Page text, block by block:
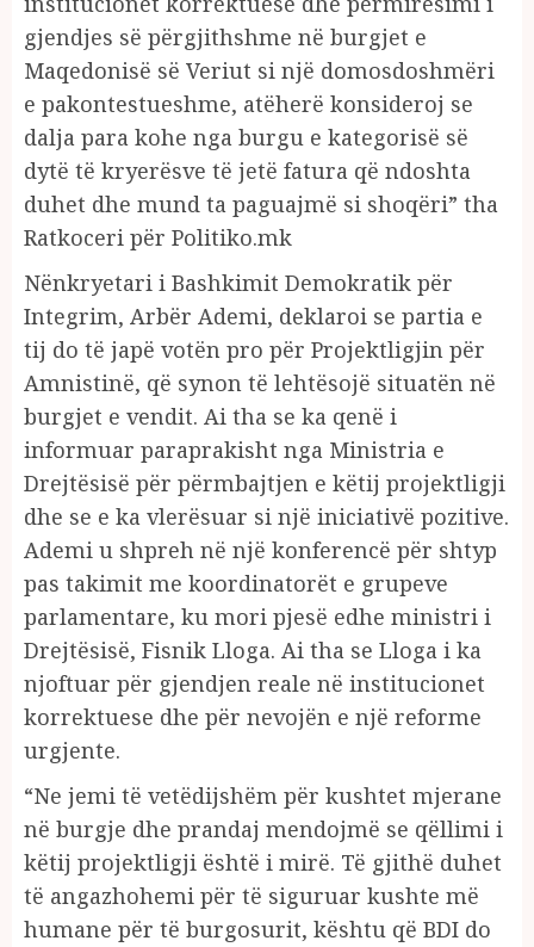
gjendjes së përgjithshme në burgjet e
Maqedonisë së Veriut si një domosdoshmëri
e pakontestueshme, atëherë konsideroj se
dalja para kohe nga burgu e kategorisë së
dytë të kryerësve të jetë fatura që ndoshta
duhet dhe mund ta paguajmë si shoqëri” tha
Ratkoceri për Politiko.mk
Nënkryetari i Bashkimit Demokratik për
Integrim, Arbër Ademi, deklaroi se partia e
tij do të japë votën pro për Projektligjin për
Amnistinë, që synon të lehtësojë situatën në
burgjet e vendit. Ai tha se ka qenë i
informuar paraprakisht nga Ministria e
Drejtësisë për përmbajtjen e këtij projektligji
dhe se e ka vlerësuar si një iniciativë pozitive.
Ademi u shpreh në një konferencë për shtyp
pas takimit me koordinatorët e grupeve
parlamentare, ku mori pjesë edhe ministri i
Drejtësisë, Fisnik Lloga. Ai tha se Lloga i ka
njoftuar për gjendjen reale në institucionet
korrektuese dhe për nevojën e një reforme
urgjente.
“Ne jemi të vetëdijshëm për kushtet mjerane
në burgje dhe prandaj mendojmë se qëllimi i
këtij projektligji është i mirë. Të gjithë duhet
të angazhohemi për të siguruar kushte më
humane për të burgosurit, kështu që BDI do